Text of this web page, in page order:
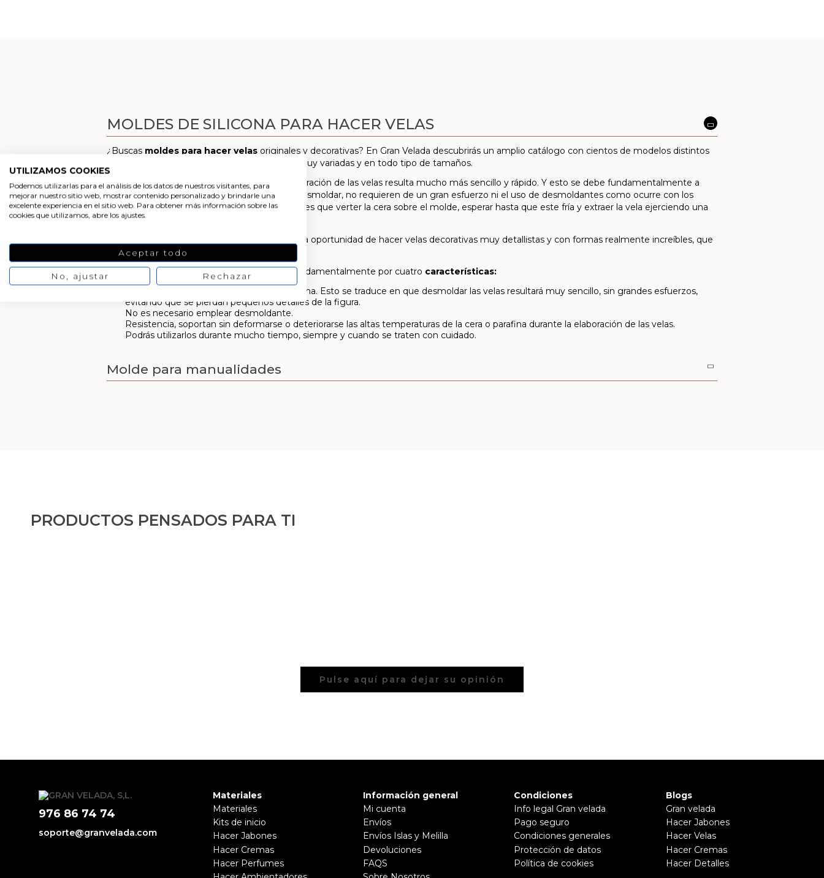
MOLDES DE SILICONA PARA HACER VELAS
¿Buscas moldes para hacer velas originales y decorativas? En Gran Velada descubrirás un amplio catálogo con cientos de modelos distintos
de moldes de silicona para velas, con formas muy variadas y en todo tipo de tamaños.
Con los moldes de silicona, el proceso de elaboración de las velas resulta mucho más sencillo y rápido. Y esto se debe fundamentalmente a
que este tipo de moldes son muy fáciles de desmoldar, no requieren de un gran esfuerzo ni el uso de desmoldantes como ocurre con los
moldes de plástico o metal. Simplemente tienes que verter la cera sobre el molde, esperar hasta que este fría y extraer la vela ejerciendo una
ligera presión. Así de simple.
nos ofrecen la oportunidad de hacer velas decorativas muy detallistas y con formas realmente increíbles, que
con otro tipo de moldes serían imposibles.
Los moldes de silicona para velas destacan fundamentalmente por cuatro características:
Elasticidad y flexibilidad que aporta la silicona. Esto se traduce en que desmoldar las velas resultará muy sencillo, sin grandes esfuerzos,
evitando que se pierdan pequeños detalles de la figura.
No es necesario emplear desmoldante.
Resistencia, soportan sin deformarse o deteriorarse las altas temperaturas de la cera o parafina durante la elaboración de las velas.
Podrás utilizarlos durante mucho tiempo, siempre y cuando se traten con cuidado.
Molde para manualidades
PRODUCTOS PENSADOS PARA TI
Pulse aquí para dejar su opinión
976 86 74 74
soporte@granvelada.com
Materiales
Materiales
Kits de inicio
Hacer Jabones
Hacer Cremas
Hacer Perfumes
Información general
Mi cuenta
Envíos
Envíos Islas y Melilla
Devoluciones
FAQS
Condiciones
Info legal Gran velada
Pago seguro
Condiciones generales
Protección de datos
Política de cookies
Blogs
Gran velada
Hacer Jabones
Hacer Velas
Hacer Cremas
Hacer Detalles
UTILIZAMOS COOKIES
Podemos utilizarlas para el análisis de los datos de nuestros visitantes, para
mejorar nuestro sitio web, mostrar contenido personalizado y brindarle una
excelente experiencia en el sitio web. Para obtener más información sobre las
cookies que utilizamos, abre los ajustes.
Aceptar todo
No, ajustar Rechazar